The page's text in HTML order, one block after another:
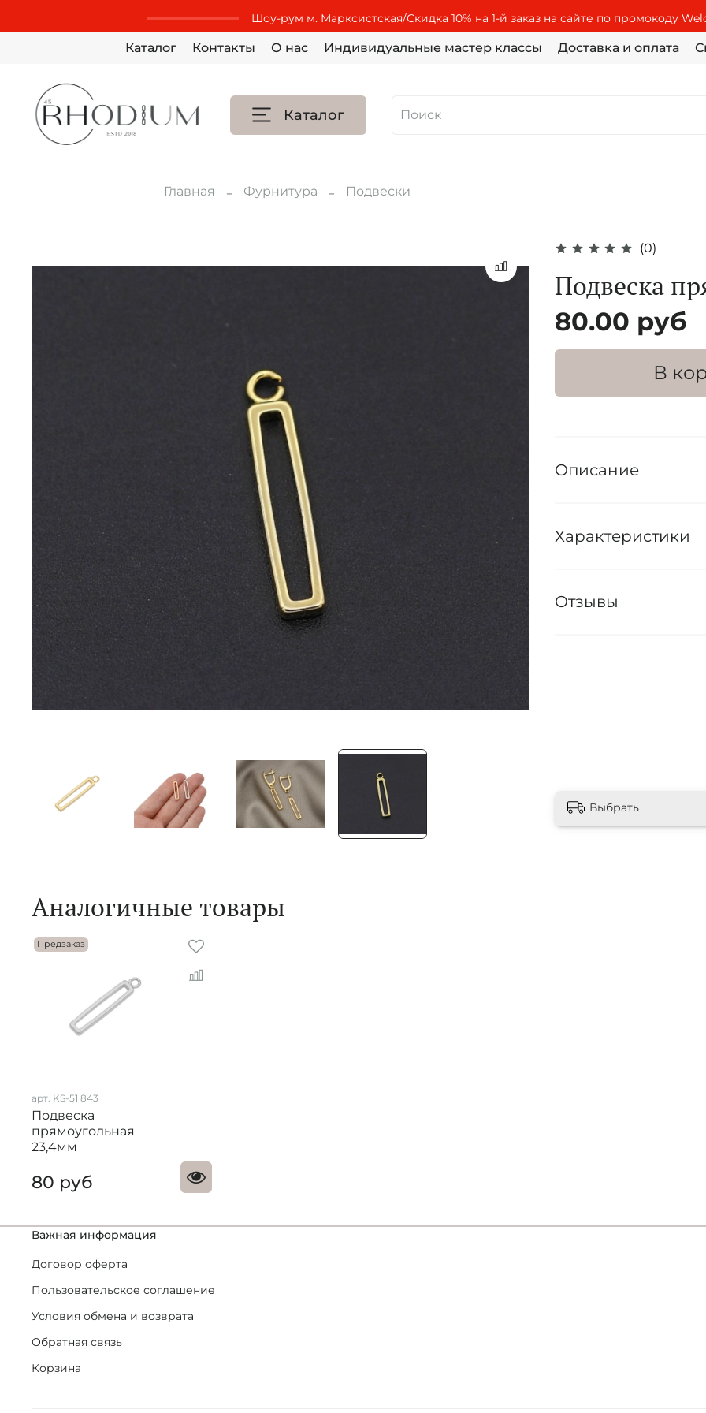
Шоу-рум м. Марксистская/Скидка 10% на 1-й заказ на сайте по промокоду
Каталог Контакты О нас Индивидуальные мастер классы Доставка и оплата
Каталог
Главная Фурнитура Подвески
(0)
Подвеска
80.00 руб
В
Описание
Характеристики
Отзывы
Выбрать
Аналогичные товары
Предзаказ
арт. KS-51 843
Подвеска
прямоугольная
23,4мм
80 руб
Важная информация
Договор оферта
Пользовательское соглашение
Условия обмена и возврата
Обратная связь
Корзина